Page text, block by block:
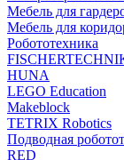
Мебель для
Мебель для
Робототехника
HUNA
LEGO Education
Makeblock
TETRIX Robotics
Подводная
RED